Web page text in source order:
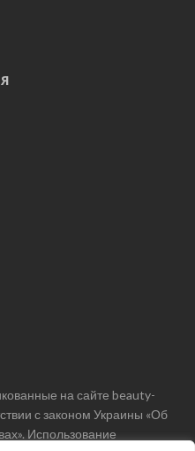
на сайте beauty-
с законом Украины «Об
Использование